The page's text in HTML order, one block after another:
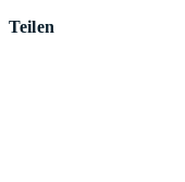
Teilen